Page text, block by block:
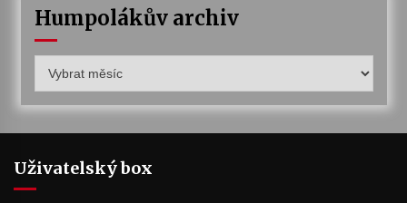
Humpolákův archiv
archiv
Uživatelský box